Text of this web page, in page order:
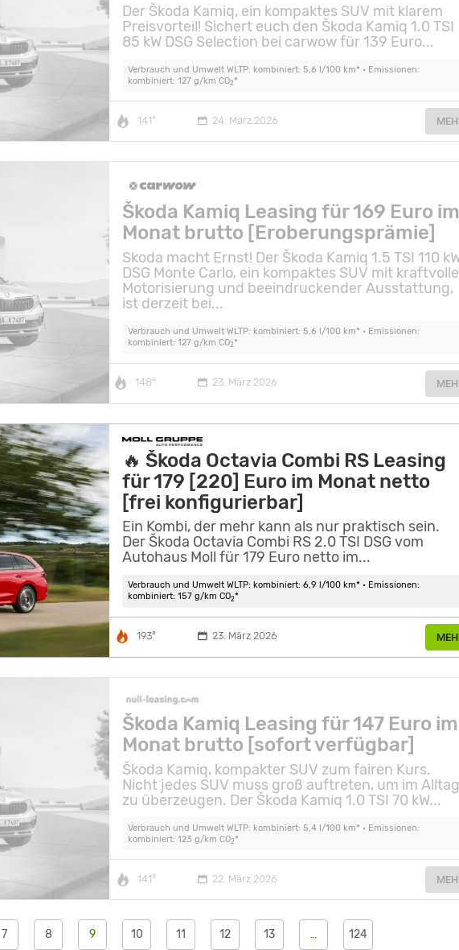
Der Škoda Kamiq, ein kompaktes SUV mit klarem
Preisvorteil! Sichert euch den Škoda Kamiq 1.0 TSI
85 kW DSG Selection bei carwow für 139 Euro...
Verbrauch und Umwelt WLTP: kombiniert: 5,6 l/100 km* • Emissionen:
kombiniert: 127 g/km CO2*
141° 24. März 2026
Škoda Kamiq Leasing für 169 Euro
Monat brutto [Eroberungsprämie]
Skoda macht Ernst! Der Škoda Kamiq 1.5 TSI 110
DSG Monte Carlo, ein kompaktes SUV mit
Motorisierung und beeindruckender Ausstattung,
ist derzeit bei...
Verbrauch und Umwelt WLTP: kombiniert: 5,6 l/100 km* • Emissionen:
kombiniert: 127 g/km CO2*
148° 23. März 2026
🔥 Škoda Octavia Combi RS Leasing
für 179 [220] Euro im Monat netto
[frei konfigurierbar]
Ein Kombi, der mehr kann als nur praktisch sein.
Der Škoda Octavia Combi RS 2.0 TSI DSG vom
Autohaus Moll für 179 Euro netto im...
Verbrauch und Umwelt WLTP: kombiniert: 6,9 l/100 km* • Emissionen:
kombiniert: 157 g/km CO2*
193° 23. März 2026
Škoda Kamiq Leasing für 147 Euro im
Monat brutto [sofort verfügbar]
Škoda Kamiq, kompakter SUV zum fairen Kurs.
Nicht jedes SUV muss groß auftreten, um im
zu überzeugen. Der Škoda Kamiq 1.0 TSI 70 kW...
Verbrauch und Umwelt WLTP: kombiniert: 5,4 l/100 km* • Emissionen:
kombiniert: 123 g/km CO2*
141° 22. März 2026
7 8 9 10 11 12 13 … 124